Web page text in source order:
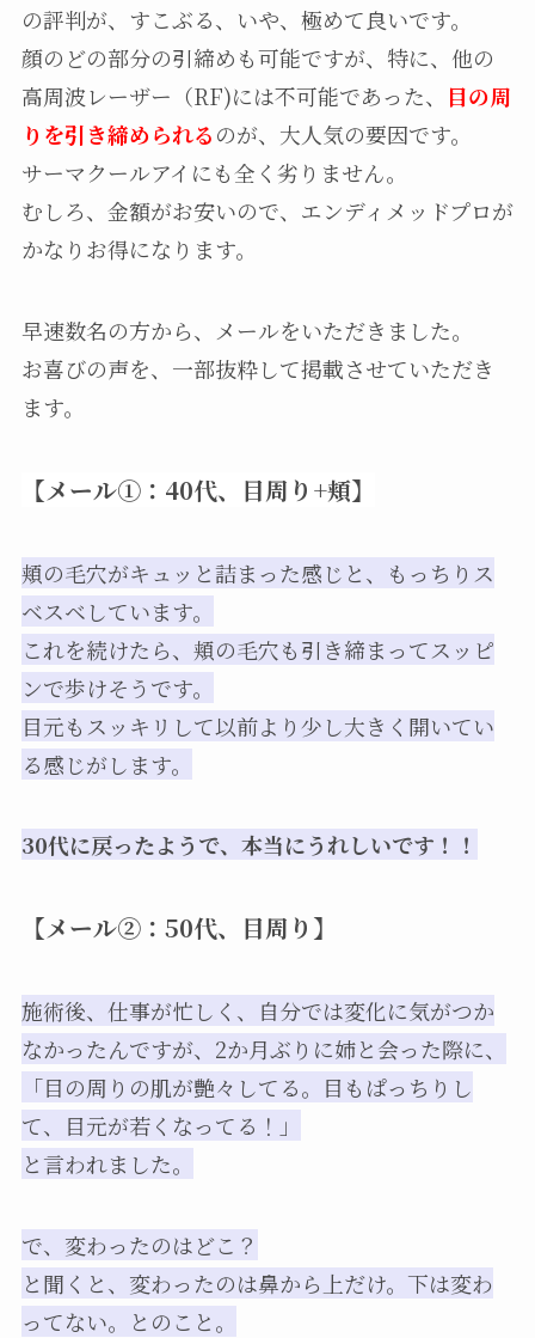
の評判が、すこぶる、いや、極めて良いです。
顔のどの部分の引締めも可能ですが、特に、他の
高周波レーザー（RF)には不可能であった、
目の周
りを引き締められるのが、大人気の要因です。
サーマクールアイにも全く劣りません。
むしろ、金額がお安いので、エンディメッドプロが
かなりお得になります。
早速数名の方から、メールをいただきました。
お喜びの声を、一部抜粋して掲載させていただき
ます。
【メール①：40代、目周り+頬】
頬の毛穴がキュッと詰まった感じと、もっちりス
ベスベしています。
これを続けたら、頬の毛穴も引き締まってスッピ
ンで歩けそうです。
目元もスッキリして以前より少し大きく開いてい
る感じがします。
30代に戻ったようで、本当にうれしいです！！
【メール②：50代、目周り】
施術後、仕事が忙しく、自分では変化に気がつか
なかったんですが、2か月ぶりに姉と会った際に、
「目の周りの肌が艶々してる。目もぱっちりし
て、目元が若くなってる！」
と言われました。
で、変わったのはどこ？
と聞くと、変わったのは鼻から上だけ。下は変わ
ってない。とのこと。